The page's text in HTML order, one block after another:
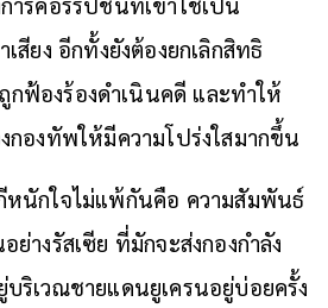
สียง อีกทั้งยังต้องยกเลิกสิทธิ
กฟ้องร้องดำเนินคดี และทำให้
กองทัพให้มีความโปร่งใสมากขึ้น
หนักใจไม่แพ้กันคือ ความสัมพันธ์
างรัสเซีย ที่มักจะส่งกองกำลัง
ริเวณชายแดนยูเครนอยู่บ่อยครั้ง